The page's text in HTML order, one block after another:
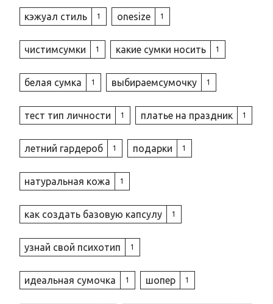
кэжуал стиль 1 onesize 1
чистимсумки 1 какие сумки носить 1
белая сумка 1 выбираемсумочку 1
тест тип личности 1 платье на праздник 1
летний гардероб 1 подарки 1
натуральная кожа 1
как создать базовую капсулу 1
узнай свой психотип 1
идеальная сумочка 1 шопер 1